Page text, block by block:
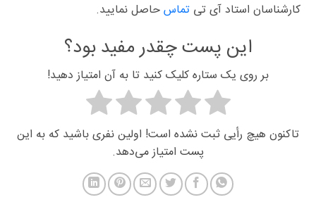
کارشناسان استاد آی تی تماسحاصل نمایید.
این پست چقدر مفید بود؟
بر روی یک ستاره کلیک کنید تا به آن امتیاز دهید!
تاکنون هیچ رأیی ثبت نشده است! اولین نفری باشید که به این
پست امتیاز می‌دهد.